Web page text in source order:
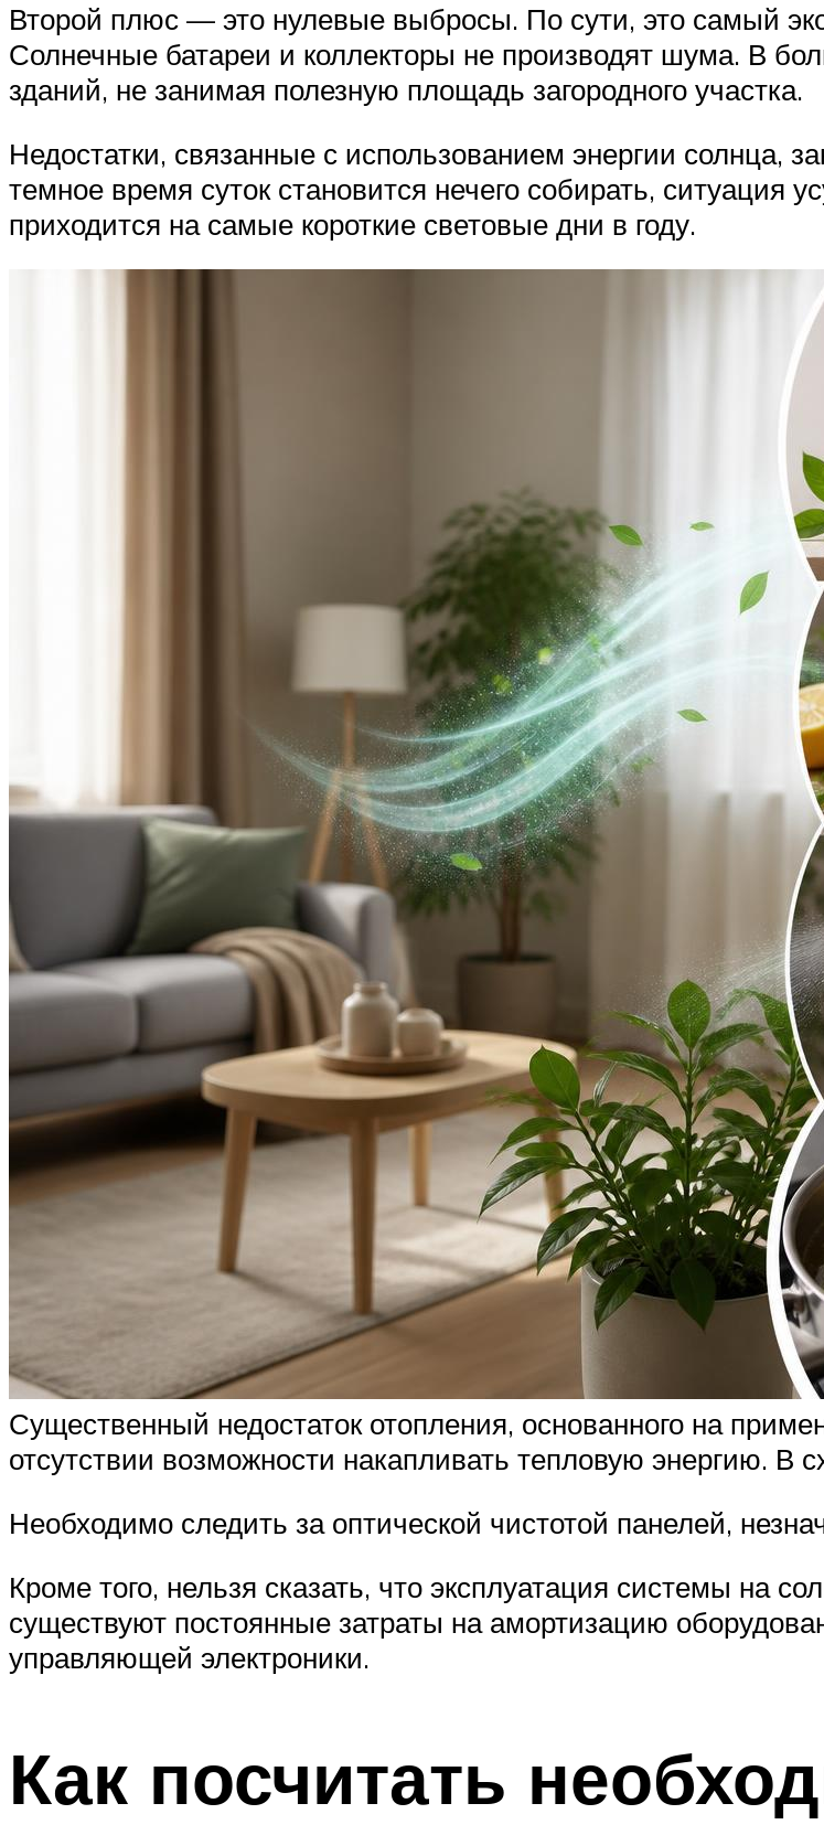
Второй плюс — это нулевые выбросы. По сути, это самый
Солнечные батареи и коллекторы не производят шума. В
зданий, не занимая полезную площадь загородного участка.
Недостатки, связанные с использованием энергии солнца,
темное время суток становится нечего собирать, ситуация
приходится на самые короткие световые дни в году.
Существенный недостаток отопления, основанного на
отсутствии возможности накапливать тепловую энергию. В
Необходимо следить за оптической чистотой панелей,
Кроме того, нельзя сказать, что эксплуатация системы на
существуют постоянные затраты на амортизацию
управляющей электроники.
Как посчитать